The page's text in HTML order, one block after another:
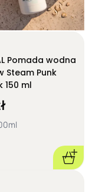
uwagę na typ
produktów
jest
wystarczy
pozbyć
wygląd i
Pomada wodna
Slicky Punk 150 ml